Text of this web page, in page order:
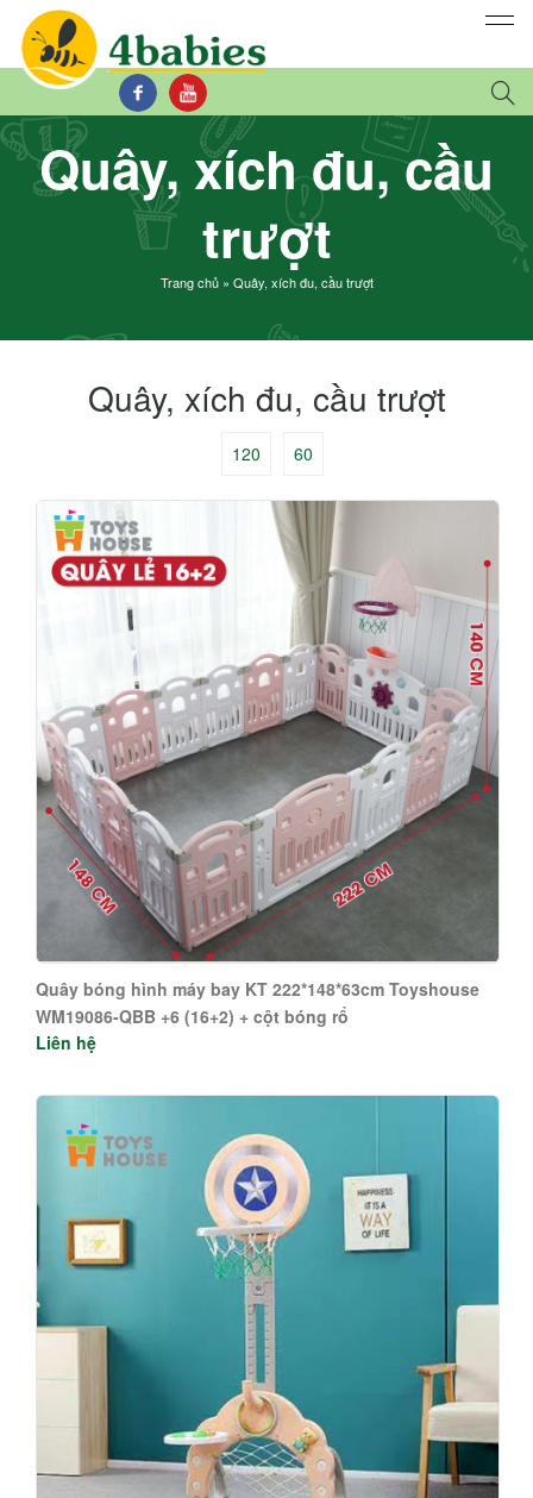
Quây, xích đu, cầu
trượt
Trang chủ» Quây, xích đu, cầu trượt
Quây, xích đu, cầu trượt
120 60
Quây bóng hình máy bay KT 222*148*63cm Toyshouse
WM19086-QBB +6 (16+2) + cột bóng rổ
Liên hệ